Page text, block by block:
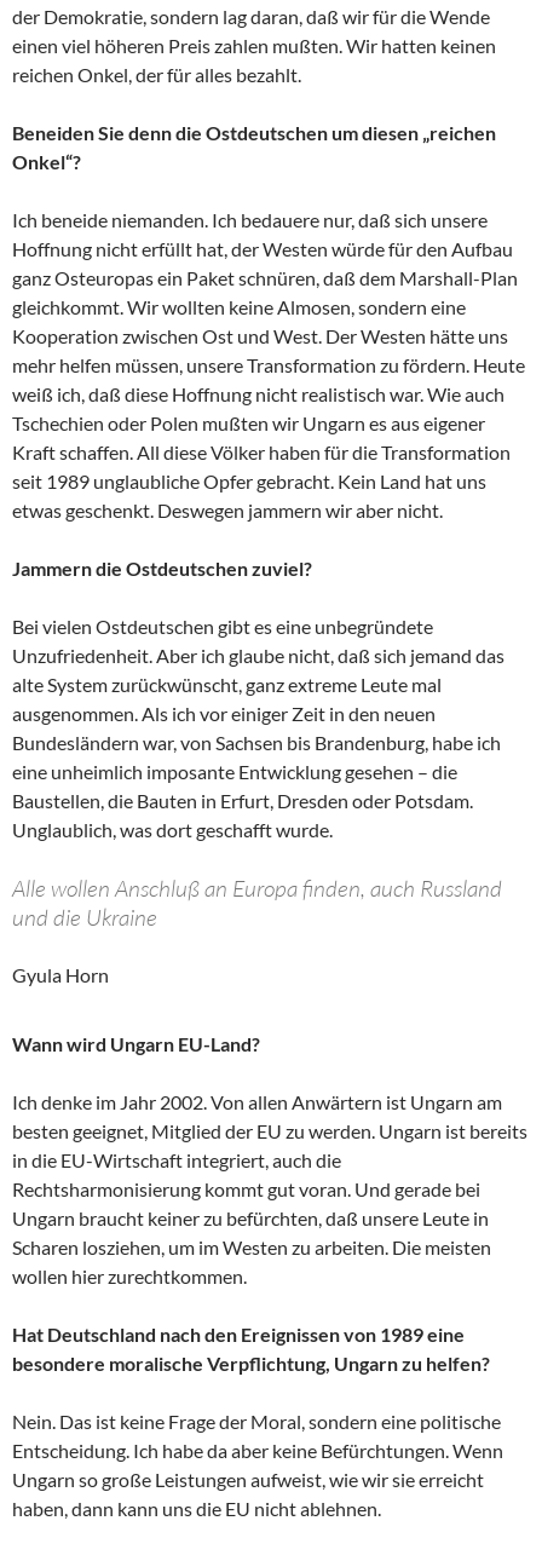
der Demokratie, sondern lag daran, daß wir für die Wende
einen viel höheren Preis zahlen mußten. Wir hatten keinen
reichen Onkel, der für alles bezahlt.
Beneiden Sie denn die Ostdeutschen um diesen „reichen
Onkel“?
Ich beneide niemanden. Ich bedauere nur, daß sich unsere
Hoffnung nicht erfüllt hat, der Westen würde für den Aufbau
ganz Osteuropas ein Paket schnüren, daß dem Marshall-Plan
gleichkommt. Wir wollten keine Almosen, sondern eine
Kooperation zwischen Ost und West. Der Westen hätte uns
mehr helfen müssen, unsere Transformation zu fördern. Heute
weiß ich, daß diese Hoffnung nicht realistisch war. Wie auch
Tschechien oder Polen mußten wir Ungarn es aus eigener
Kraft schaffen. All diese Völker haben für die Transformation
seit 1989 unglaubliche Opfer gebracht. Kein Land hat uns
etwas geschenkt. Deswegen jammern wir aber nicht.
Jammern die Ostdeutschen zuviel?
Bei vielen Ostdeutschen gibt es eine unbegründete
Unzufriedenheit. Aber ich glaube nicht, daß sich jemand das
alte System zurückwünscht, ganz extreme Leute mal
ausgenommen. Als ich vor einiger Zeit in den neuen
Bundesländern war, von Sachsen bis Brandenburg, habe ich
eine unheimlich imposante Entwicklung gesehen – die
Baustellen, die Bauten in Erfurt, Dresden oder Potsdam.
Unglaublich, was dort geschafft wurde.
Alle wollen Anschluß an Europa finden, auch Russland
und die Ukraine
Gyula Horn
Wann wird Ungarn EU-Land?
Ich denke im Jahr 2002. Von allen Anwärtern ist Ungarn am
besten geeignet, Mitglied der EU zu werden. Ungarn ist bereits
in die EU-Wirtschaft integriert, auch die
Rechtsharmonisierung kommt gut voran. Und gerade bei
Ungarn braucht keiner zu befürchten, daß unsere Leute in
Scharen losziehen, um im Westen zu arbeiten. Die meisten
wollen hier zurechtkommen.
Hat Deutschland nach den Ereignissen von 1989 eine
besondere moralische Verpflichtung, Ungarn zu helfen?
Nein. Das ist keine Frage der Moral, sondern eine politische
Entscheidung. Ich habe da aber keine Befürchtungen. Wenn
Ungarn so große Leistungen aufweist, wie wir sie erreicht
haben, dann kann uns die EU nicht ablehnen.